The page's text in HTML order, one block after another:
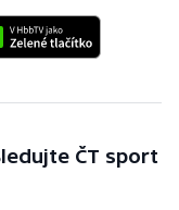
ČT sport